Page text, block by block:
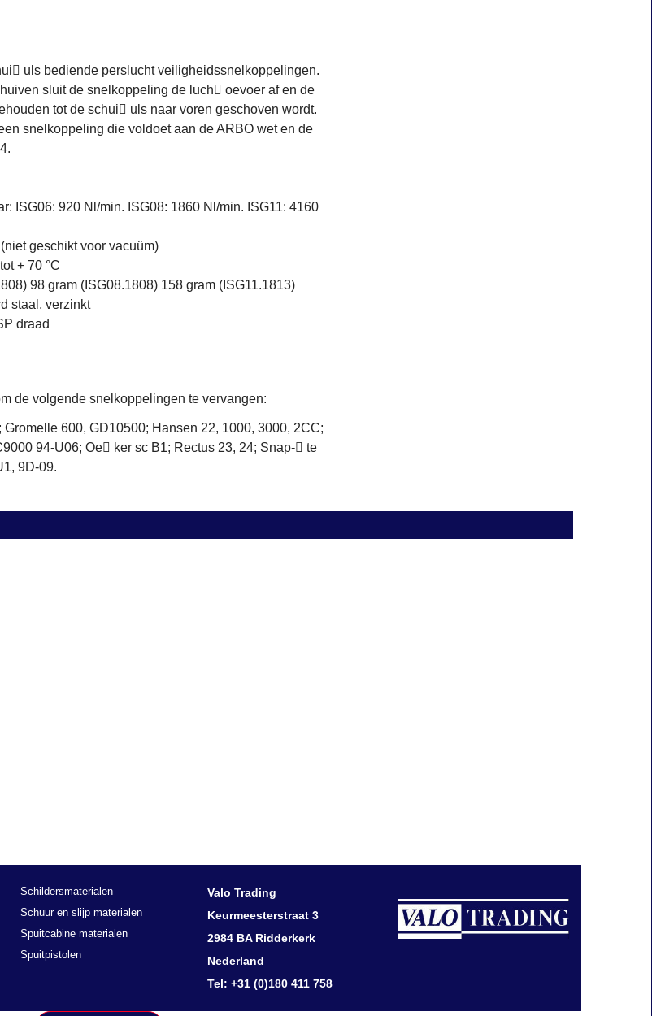
uls bediende perslucht veiligheidssnelkoppelingen.
sluit de snelkoppeling de luch􀆩 oevoer af en de
tot de schui􀄬 uls naar voren geschoven wordt.
snelkoppeling die voldoet aan de ARBO wet en de
ISG06: 920 Nl/min. ISG08: 1860 Nl/min. ISG11: 4160
geschikt voor vacuüm)
+ 70 °C
98 gram (ISG08.1808) 158 gram (ISG11.1813)
staal, verzinkt
draad
de volgende snelkoppelingen te vervangen:
600, GD10500; Hansen 22, 1000, 3000, 2CC;
94-U06; Oe􀆟 ker sc B1; Rectus 23, 24; Snap-􀆟 te
9D-09.
Schildersmaterialen
Schuur en slijp materialen
Spuitcabine materialen
Spuitpistolen
Valo Trading
Keurmeesterstraat 3
2984 BA Ridderkerk
Nederland
Tel: +31 (0)180 411 758